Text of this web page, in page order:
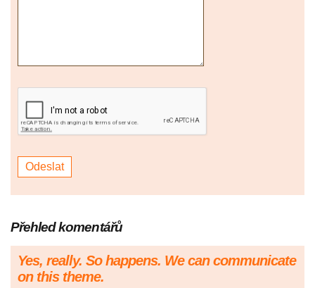
Přehled komentářů
Yes, really. So happens. We can communicate
on this theme.